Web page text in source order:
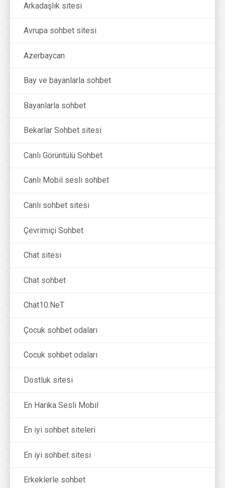
Arkadaşlık sitesi
Avrupa sohbet sitesi
Azerbaycan
Bay ve bayanlarla sohbet
Bayanlarla sohbet
Bekarlar Sohbet sitesi
Canlı Görüntülü Sohbet
Canlı Mobil sesli sohbet
Canlı sohbet sitesi
Çevrimiçi Sohbet
Chat sitesi
Chat sohbet
Chat10.NeT
Çocuk sohbet odaları
Cocuk sohbet odaları
Dostluk sitesi
En Harika Sesli Mobil
En iyi sohbet siteleri
En iyi sohbet sitesi
Erkeklerle sohbet